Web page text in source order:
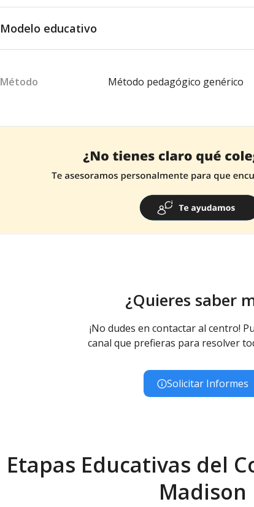
Modelo educativo
Método Método pedagógico genérico
¿Quieres saber
¡No dudes en contactar al centro!
canal que prefieras para resolver
Solicitar Informes
Etapas Educativas del
Madison